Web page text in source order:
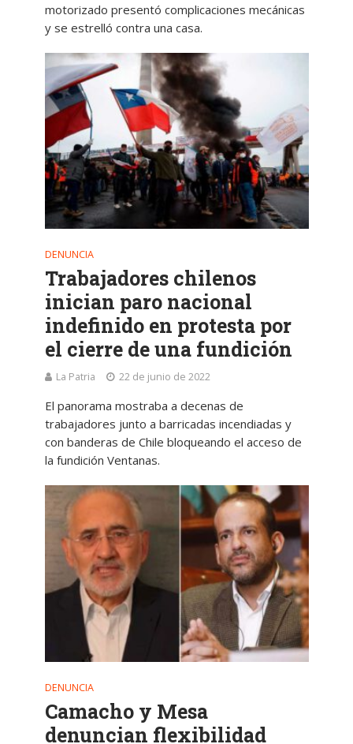
motorizado presentó complicaciones mecánicas
y se estrelló contra una casa.
DENUNCIA
Trabajadores chilenos
inician paro nacional
indefinido en protesta por
el cierre de una fundición
La Patria 22 de junio de 2022
El panorama mostraba a decenas de
trabajadores junto a barricadas incendiadas y
con banderas de Chile bloqueando el acceso de
la fundición Ventanas.
DENUNCIA
Camacho y Mesa
denuncian flexibilidad